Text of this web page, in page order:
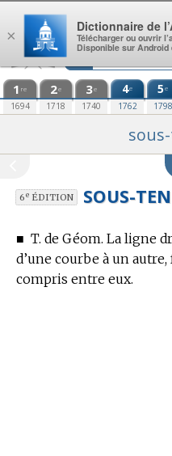
Aller au contenu
1 re
1694
2e
1718
3e
1740
4e
1762
5e
1798
6eÉDITION SOUS-
■ T. de Géom. La ligne
d’une courbe à un autre,
compris entre eux.
×
Dictionnaire de
Télécharger ou ouvrir
Disponible sur Android